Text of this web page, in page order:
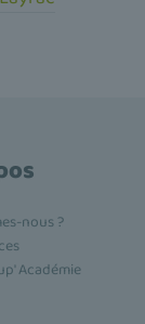
nous ?
Académie